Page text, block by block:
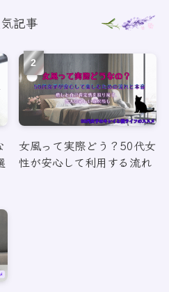
記事
女風って実際どう？50代女
性が安心して利用する流れ